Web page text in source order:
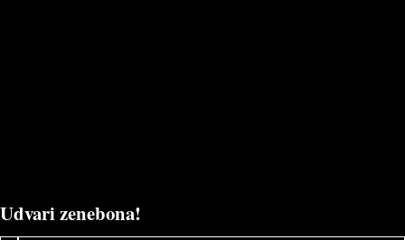
Udvari zenebona!